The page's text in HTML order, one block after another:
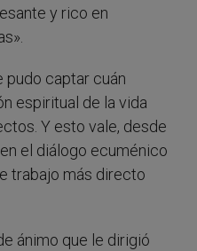
y rico en
pudo captar cuán
espiritual de la vida
Y esto vale, desde
el diálogo ecuménico
trabajo más directo
ánimo que le dirigió